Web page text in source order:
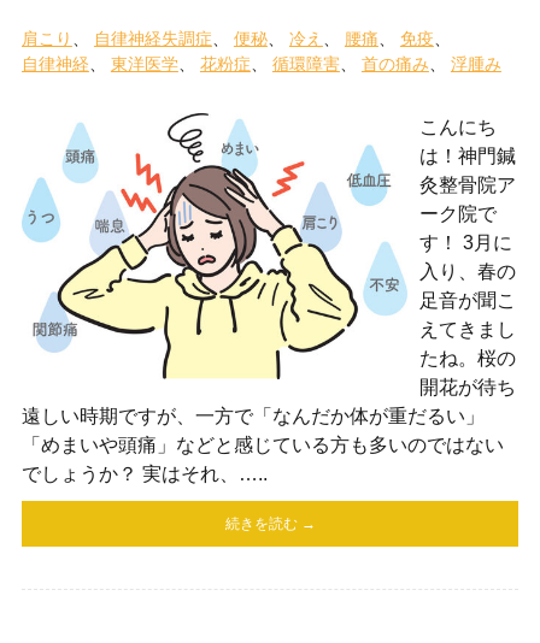
肩こり 自律神経失調症 便秘 冷え 腰痛
免疫
自律神経
東洋医学 花粉症 循環障害 首の痛み 浮腫み
こんにち
は！神門鍼
灸整骨院ア
ーク院で
す！ 3月に
入り、春の
足音が聞こ
えてきまし
たね。桜の
開花が待ち
遠しい時期ですが、一方で「なんだか体が重だるい」
「めまいや頭痛」などと感じている方も多いのではない
でしょうか？ 実はそれ、…..
続きを読む →